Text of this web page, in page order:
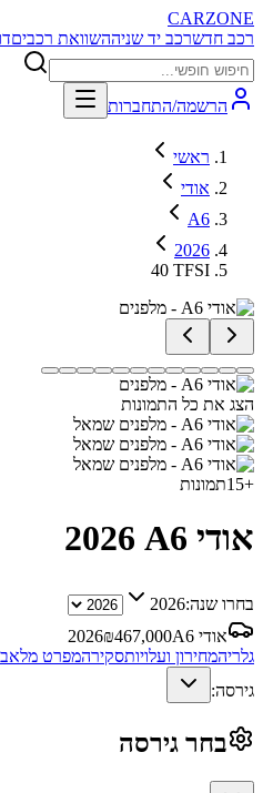
CARZONE
רכב חדשרכב יד שניההשוואת רכבים
הרשמה/התחברות
ראשי
אודי
A6
2026
40 TFSI
הצג את כל התמונות
+
15תמונות
אודי A6 2026
בחרו שנה:2026
אודי A6
2026₪467,000
גלריהמחירון ועלויותסקירהמפרט מלא
גירסה:
בחר גירסה